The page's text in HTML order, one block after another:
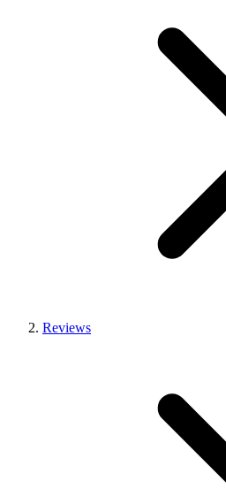
Reviews